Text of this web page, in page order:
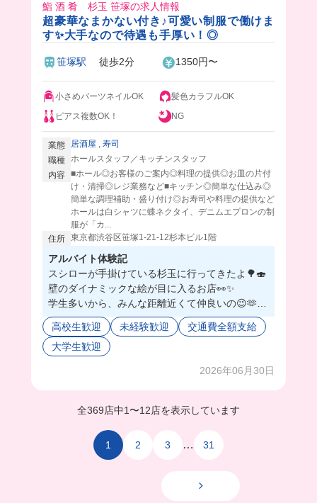
鮨 酒 肴 杉玉 笹塚の求人情報
超豪華なまかない付き♪可愛い制服で働けま
す✨大手なので待遇も手厚い！◎
笹塚駅 徒歩2分 1350円〜
小さめパーツネイルOK
髪色カラフルOK
ピアス複数OK！
NG
業態 居酒屋 , 寿司
職種 ホールスタッフ／キッチンスタッフ
内容 ■ホール◎お客様のご案内◎料理の提供◎お皿の片付
け・清掃◎レジ業務など■キッチン◎簡単な仕込み◎
簡単な調理補助・盛り付け◎お寿司や料理の提供など
ホールは白シャツに蝶ネクタイ、デニムエプロンの制
服が「カ...
住所 東京都渋谷区笹塚1-21-12杉本ビル1階
アルバイト体験記
スシローが手掛けている杉玉に行ってきたよ🌳🍣
壁のダイナミックな絵が目に入るお店👀✨
学生多いから、みんな距離近くて仲良いの😉🫶
さすが有名店なだけあって、どれも新鮮なものを
取り扱ってて、賄いがまぁこりゃ美味い😳💕
今回は天丼を食べたんだけど、揚げたてサックサ
海鮮丼やお寿司も選べるみたいで、毎回豪華で目
高校生歓迎 未経験歓迎
交通費全額支給
大学生歓迎
2026年06月30日
全369店中1〜12店を表示しています
1 2 3 … 31